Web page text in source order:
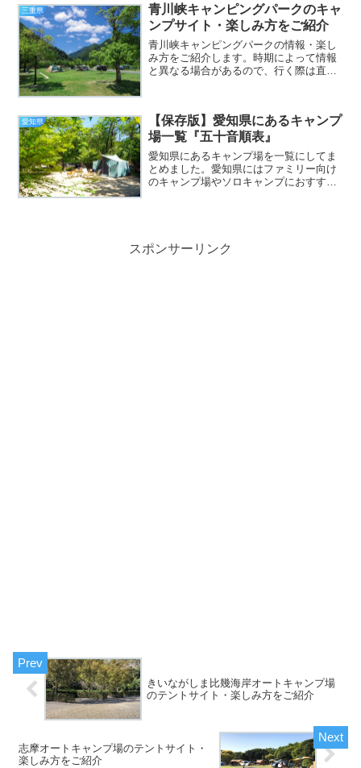
三重県
青川峡キャンピングパークのキャ
ンプサイト・楽しみ方をご紹介
青川峡キャンピングパークの情報・楽し
み方をご紹介します。時期によって情報
と異なる場合があるので、行く際は直接
電話番号0594-72-...
愛知県
【保存版】愛知県にあるキャンプ
場一覧『五十音順表』
愛知県にあるキャンプ場を一覧にしてま
とめました。愛知県にはファミリー向け
のキャンプ場やソロキャンプにおすすめ
スポンサーリンク
きいながしま比幾海岸オートキャンプ場
のテントサイト・楽しみ方をご紹介
志摩オートキャンプ場のテントサイト・
楽しみ方をご紹介